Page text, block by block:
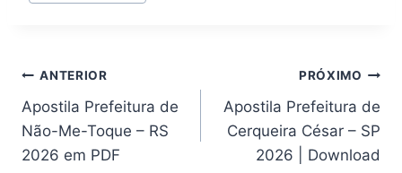
Navegação
de
Post
ANTERIOR
Apostila Prefeitura de
Não-Me-Toque – RS
2026 em PDF
PRÓXIMO
Apostila Prefeitura de
Cerqueira César – SP
2026 | Download